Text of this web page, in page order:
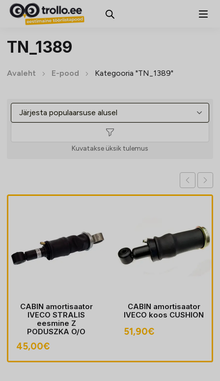
TN_1389
Avaleht E-pood Kategooria "TN_1389"
Kuvatakse üksik tulemus
CABIN amortisaator
IVECO STRALIS
eesmine Z
PODUSZKA O/O
362/462MM
45,00€
CABIN amortisaator
IVECO koos CUSHION
51,90€